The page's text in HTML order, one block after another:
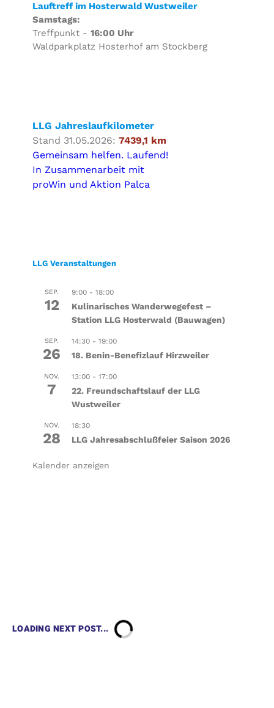
Lauftreff im Hosterwald Wustweiler
Samstags:
Treffpunkt - 16:00 Uhr
Waldparkplatz Hosterhof am Stockberg
LLG Jahreslaufkilometer
Stand 31.05.2026: 7439,1 km
Gemeinsam helfen. Laufend!
In Zusammenarbeit mit
proWin und Aktion Palca
LLG Veranstaltungen
SEP.
12
9:00- 18:00
Kulinarisches Wanderwegefest –
Station LLG Hosterwald (Bauwagen)
SEP.
26
14:30- 19:00
18. Benin-Benefizlauf Hirzweiler
NOV.
7
13:00- 17:00
22. Freundschaftslauf der LLG
Wustweiler
NOV.
28
18:30
LLG Jahresabschlußfeier Saison 2026
Kalender anzeigen
LOADING NEXT POST...